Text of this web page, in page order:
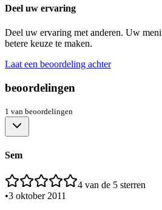
Deel uw ervaring
Deel uw ervaring met anderen. Uw
betere keuze te maken.
Laat een beoordeling achter
beoordelingen
1 van beoordelingen
Sem
4 van de 5 sterren
•3 oktober 2011